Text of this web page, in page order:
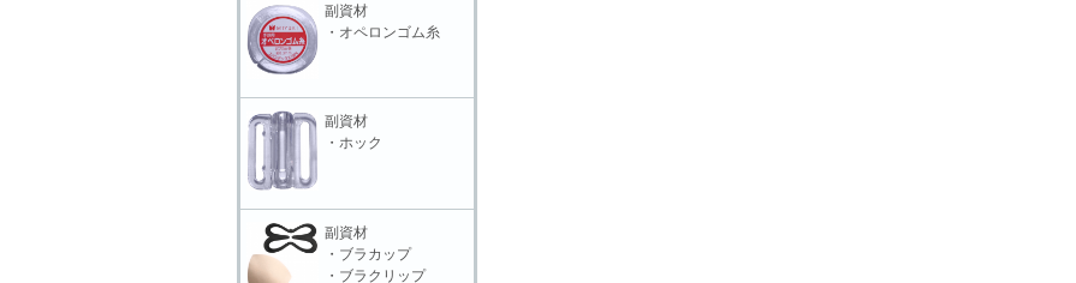
副資材
・オペロンゴム糸
副資材
・ホック
副資材
・ブラカップ
・ブラクリップ